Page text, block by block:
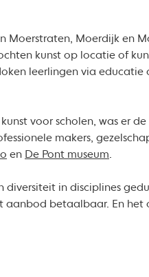
Moerstraten, Moerdijk en
kunst op locatie of
leerlingen via
voor scholen, was er
makers,
en De Pont museum.
in disciplines
aanbod betaalbaar. En